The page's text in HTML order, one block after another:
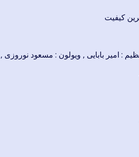
کیفیت
: امیر بابایی , ویولون : مسعود نوروزی ,